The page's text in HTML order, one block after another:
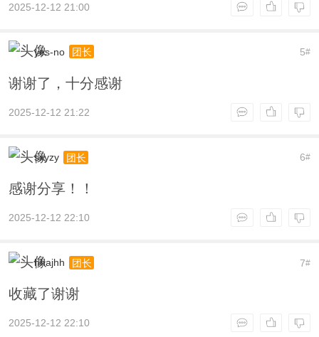
2025-12-12 21:00
5#
yes-no 团长
谢谢了，十分感谢
2025-12-12 21:22
6#
sxyzy 团长
感谢分享！！
2025-12-12 22:10
7#
hhajhh 团长
收藏了谢谢
2025-12-12 22:10